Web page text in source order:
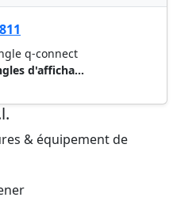
& équipement de